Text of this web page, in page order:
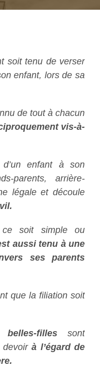
soit tenu de verser
enfant, lors de sa
de tout à chacun
vis-à-
enfant à son
parents, arrière-
légale et découle
ce soit simple ou
aussi tenu à une
ses parents
que la filiation soit
filles sont
devoirà l’égard de